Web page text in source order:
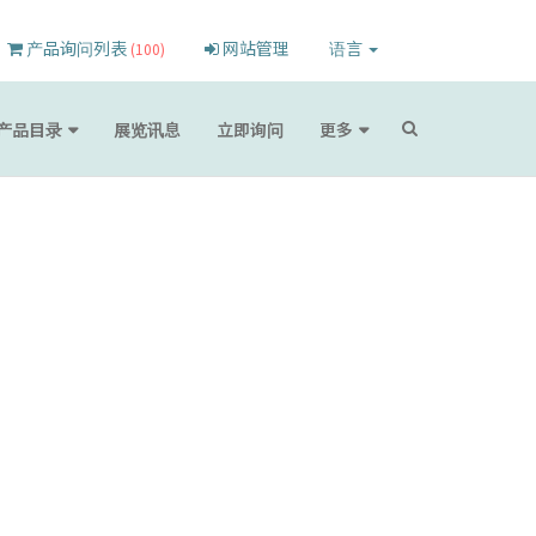
产品询问列表 (100) 网站管理 语言
品目录 展览讯息 立即询问 更多